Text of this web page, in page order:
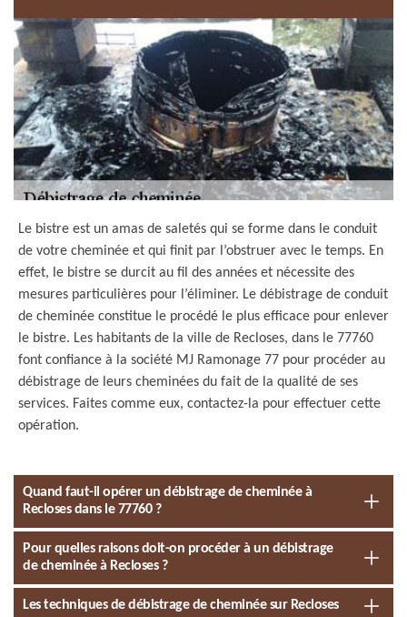
Le bistre est un amas de saletés qui se forme dans le conduit
de votre cheminée et qui finit par l’obstruer avec le temps. En
effet, le bistre se durcit au fil des années et nécessite des
mesures particulières pour l’éliminer. Le débistrage de conduit
de cheminée constitue le procédé le plus efficace pour enlever
le bistre. Les habitants de la ville de Recloses, dans le 77760
font confiance à la société MJ Ramonage 77 pour procéder au
débistrage de leurs cheminées du fait de la qualité de ses
services. Faites comme eux, contactez-la pour effectuer cette
opération.
Quand faut-il opérer un débistrage de cheminée à
Recloses dans le 77760 ?
Pour quelles raisons doit-on procéder à un débistrage
de cheminée à Recloses ?
Les techniques de débistrage de cheminée sur Recloses